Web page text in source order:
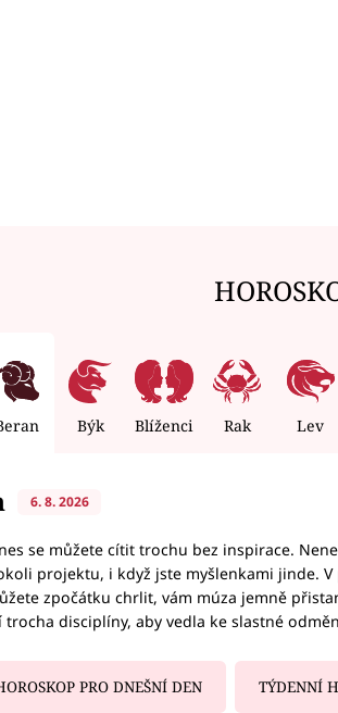
Býk Blíženci Rak Lev
6. 8. 2026
se můžete cítit trochu bez inspirace.
projektu, i když jste myšlenkami jinde. V
zpočátku chrlit, vám múza jemně
disciplíny, aby vedla ke slastné
PRO DNEŠNÍ DEN TÝDENNÍ